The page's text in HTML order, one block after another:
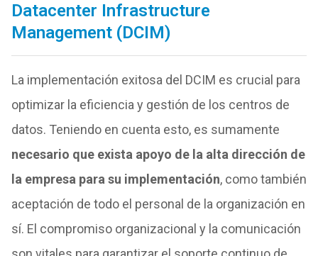
Datacenter Infrastructure
Management (DCIM)
La implementación exitosa del DCIM es crucial para
optimizar la eficiencia y gestión de los centros de
datos. Teniendo en cuenta esto, es sumamente
necesario que exista apoyo de la alta dirección de
la empresa para su implementación, como también
aceptación de todo el personal de la organización en
sí. El compromiso organizacional y la comunicación